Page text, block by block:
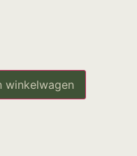
winkelwagen